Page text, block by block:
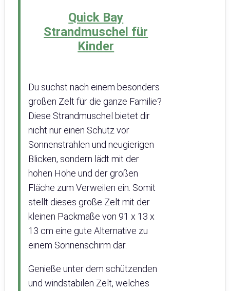
Quick Bay
Strandmuschel für
Kinder
Du suchst nach einem besonders
großen Zelt für die ganze Familie?
Diese Strandmuschel bietet dir
nicht nur einen Schutz vor
Sonnenstrahlen und neugierigen
Blicken, sondern lädt mit der
hohen Höhe und der großen
Fläche zum Verweilen ein. Somit
stellt dieses große Zelt mit der
kleinen Packmaße von 91 x 13 x
13 cm eine gute Alternative zu
einem Sonnenschirm dar.
Genieße unter dem schützenden
und windstabilen Zelt, welches